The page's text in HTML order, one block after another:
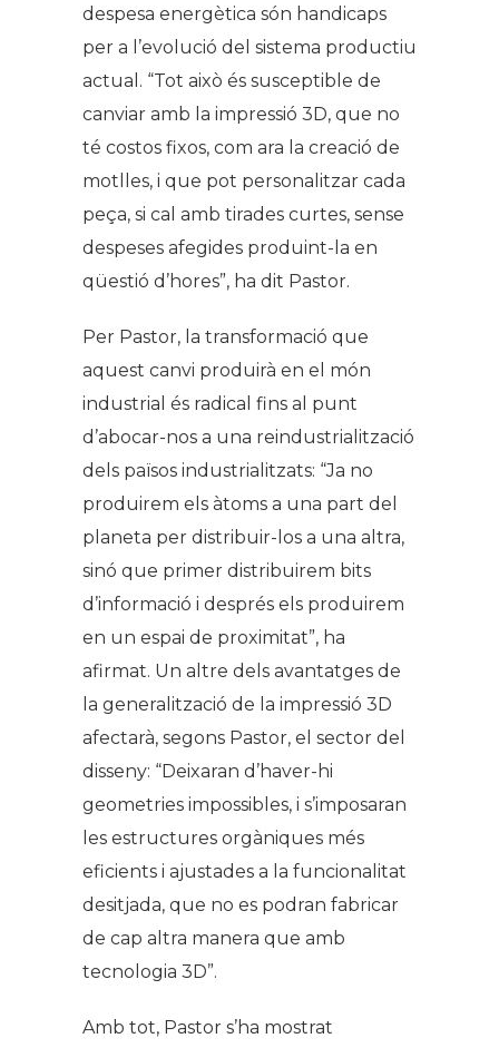
despesa energètica són handicaps
per a l’evolució del sistema productiu
actual. “Tot això és susceptible de
canviar amb la impressió 3D, que no
té costos fixos, com ara la creació de
motlles, i que pot personalitzar cada
peça, si cal amb tirades curtes, sense
despeses afegides produint-la en
qüestió d’hores”, ha dit Pastor.
Per Pastor, la transformació que
aquest canvi produirà en el món
industrial és radical fins al punt
d’abocar-nos a una reindustrialització
dels països industrialitzats: “Ja no
produirem els àtoms a una part del
planeta per distribuir-los a una altra,
sinó que primer distribuirem bits
d’informació i després els produirem
en un espai de proximitat”, ha
afirmat. Un altre dels avantatges de
la generalització de la impressió 3D
afectarà, segons Pastor, el sector del
disseny: “Deixaran d’haver-hi
geometries impossibles, i s’imposaran
les estructures orgàniques més
eficients i ajustades a la funcionalitat
desitjada, que no es podran fabricar
de cap altra manera que amb
tecnologia 3D”.
Amb tot, Pastor s’ha mostrat